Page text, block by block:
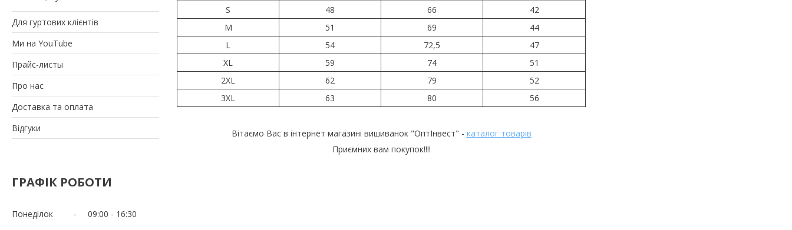
Для гуртових клієнтів
Ми на YouTube
Прайс-листы
Про нас
Доставка та оплата
Відгуки
ГРАФІК РОБОТИ
Понеділок 09:00
16:30
S
48 66
42
M
51 69
44
L
54 72,5
47
XL
59 74
51
2XL
62 79
52
3XL
63 80 56
Вітаємо Вас в інтернет магазині вишиванок "ОптІнвест" - каталог товарів
Приємних вам покупок!!!!